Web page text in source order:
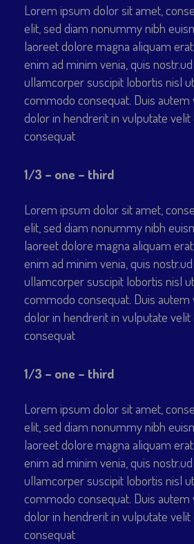
Lorem ipsum dolor sit amet,
elit, sed diam nonummy nibh
laoreet dolore magna aliquam
enim ad minim venia, quis
ullamcorper suscipit lobortis nisl
commodo consequat. Duis
dolor in hendrerit in vulputate
consequat
1/3 – one – third
Lorem ipsum dolor sit amet,
elit, sed diam nonummy nibh
laoreet dolore magna aliquam
enim ad minim venia, quis
ullamcorper suscipit lobortis nisl
commodo consequat. Duis
dolor in hendrerit in vulputate
consequat
1/3 – one – third
Lorem ipsum dolor sit amet,
elit, sed diam nonummy nibh
laoreet dolore magna aliquam
enim ad minim venia, quis
ullamcorper suscipit lobortis nisl
commodo consequat. Duis
dolor in hendrerit in vulputate
consequat